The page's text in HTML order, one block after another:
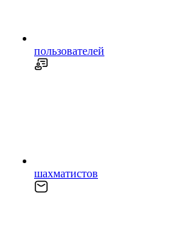
пользователей
шахматистов